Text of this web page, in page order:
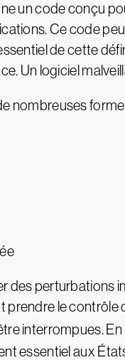
un code conçu
Ce code
de cette
Un logiciel
nombreuses
des perturbations
le
interrompues.
essentiel aux